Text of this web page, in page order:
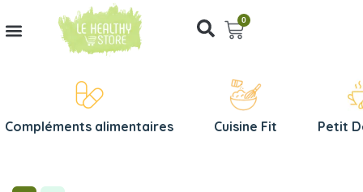
0
Compléments alimentaires Cuisine Fit Petit